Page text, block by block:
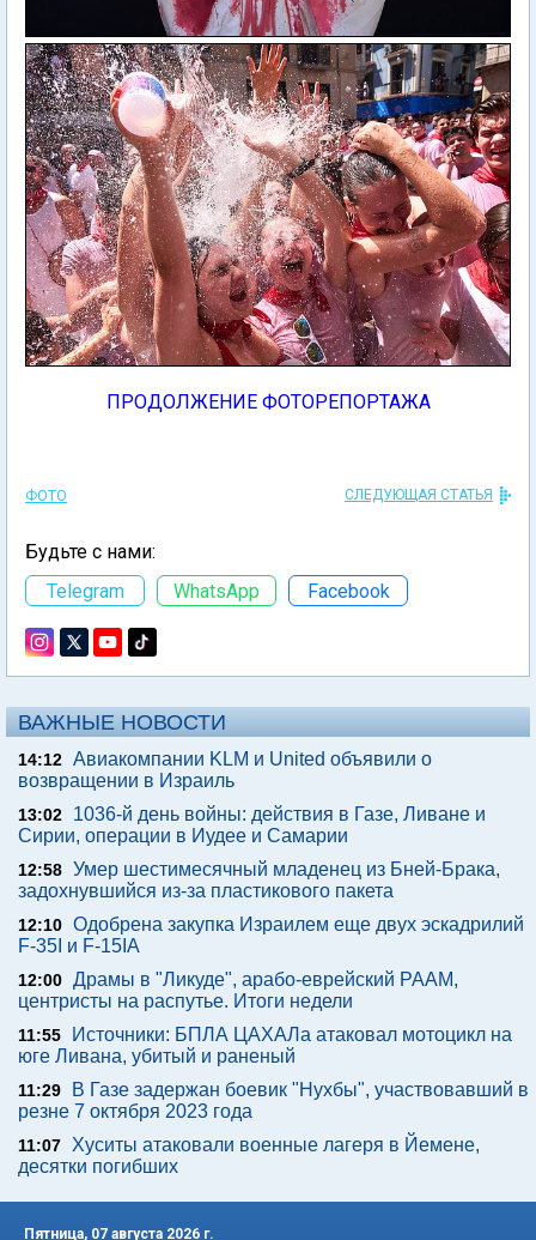
ПРОДОЛЖЕНИЕ ФОТОРЕПОРТАЖА
ФОТО СЛЕДУЮЩАЯ СТАТЬЯ
Будьте с нами:
Telegram
WhatsApp Facebook
ВАЖНЫЕ НОВОСТИ
14:12 Авиакомпании KLM и United объявили о
возвращении в Израиль
13:02
1036-й день войны: действия в Газе, Ливане и
Сирии, операции в Иудее и Самарии
12:58 Умер шестимесячный младенец из Бней-Брака,
задохнувшийся из-за пластикового пакета
12:10 Одобрена закупка Израилем еще двух эскадрилий
F-35I и F-15IA
12:00 Драмы в "Ликуде", арабо-еврейский РААМ,
центристы на распутье. Итоги недели
11:55
Источники: БПЛА ЦАХАЛа атаковал мотоцикл на
юге Ливана, убитый и раненый
11:29
В Газе задержан боевик "Нухбы", участвовавший в
резне 7 октября 2023 года
11:07 Хуситы атаковали военные лагеря в Йемене,
десятки погибших
Пятница, 07 августа 2026 г.